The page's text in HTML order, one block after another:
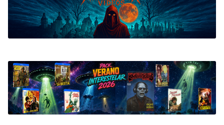
Bluray
Clasificada S
artwork
fantaterror
Jesús Franco